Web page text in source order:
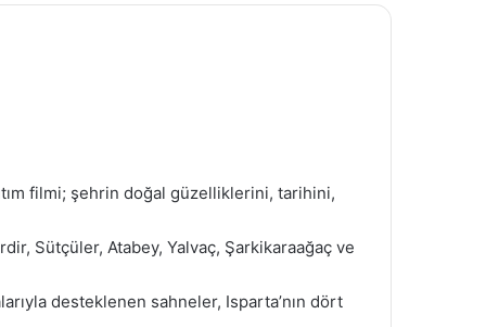
filmi; şehrin doğal güzelliklerini, tarihini,
Sütçüler, Atabey, Yalvaç, Şarkikaraağaç ve
desteklenen sahneler, Isparta’nın dört